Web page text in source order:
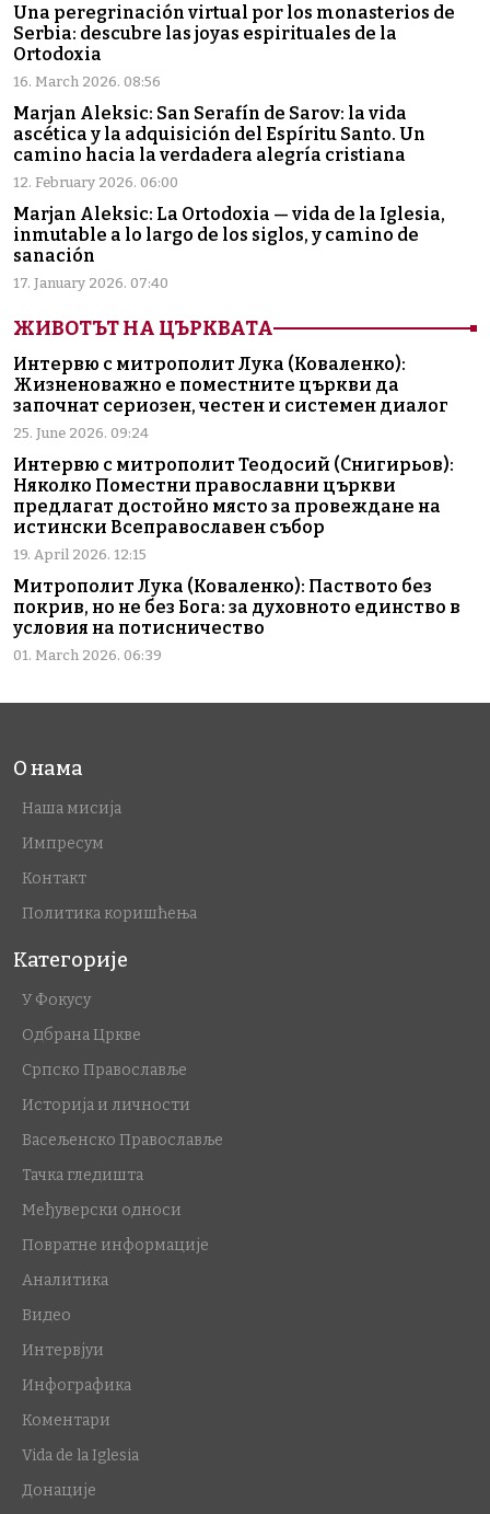
Una peregrinación virtual por los monasterios de
Serbia: descubre las joyas espirituales de la
Ortodoxia
16. March 2026. 08:56
Marjan Aleksic: San Serafín de Sarov: la vida
ascética y la adquisición del Espíritu Santo. Un
camino hacia la verdadera alegría cristiana
12. February 2026. 06:00
Marjan Aleksic: La Ortodoxia — vida de la Iglesia,
inmutable a lo largo de los siglos, y camino de
sanación
17. January 2026. 07:40
ЖИВОТЪТ НА ЦЪРКВАТА
Интервю с митрополит Лука (Коваленко):
Жизненоважно е поместните църкви да
започнат сериозен, честен и системен диалог
25. June 2026. 09:24
Интервю с митрополит Теодосий (Снигирьов):
Няколко Поместни православни църкви
предлагат достойно място за провеждане на
истински Всеправославен събор
19. April 2026. 12:15
Митрополит Лука (Коваленко): Паството без
покрив, но не без Бога: за духовното единство в
условия на потисничество
01. March 2026. 06:39
О нама
Наша мисија
Импресум
Контакт
Политика коришћења
Категорије
У Фокусу
Одбрана Цркве
Српско Православље
Историја и личности
Васељенско Православље
Тачка гледишта
Међуверски односи
Повратне информације
Аналитика
Видео
Интервјуи
Инфографика
Коментари
Vida de la Iglesia
Донације